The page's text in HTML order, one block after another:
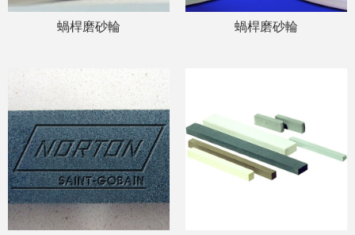
蝸桿磨砂輪 蝸桿磨砂輪